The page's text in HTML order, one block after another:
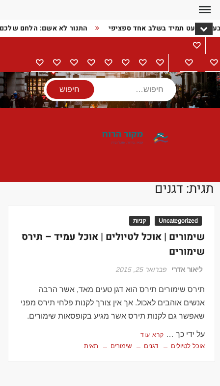
Skip
content
התנור לא אשם: הלחם כמעט תמיד בשלב אחד ספציפי
דף
הבית
מתכונים
בישול הורים
וילדים
מתנותמוצרי
חשמל
טיוליםאודותצור
קשר
מדיניות
פרטיות
הצהרת
נגישות
חיפוש
תגית: דגנים
Uncategorized קניות
שימורים | אוכל לטיולים | אוכל עמיד – תירס
שימורים
ליאור אדרי פברואר 25, 2015
תירס שימורים תירס הוא דגן טעים מאד, אשר הרבה
אנשים אוהבים לאכול. אך אין צורך לקנות פלחי תירס מפני
שאפשר גם לקנות תירס אשר מגיע בקופסאות שימורים.
על ידי כך … קרא עוד
אוכל לטיולים דגנים שימורים תאית